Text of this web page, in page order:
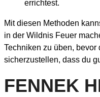
errichtest.
Mit diesen Methoden
in der Wildnis Feuer
Techniken zu üben,
sicherzustellen, dass du
FENNEK